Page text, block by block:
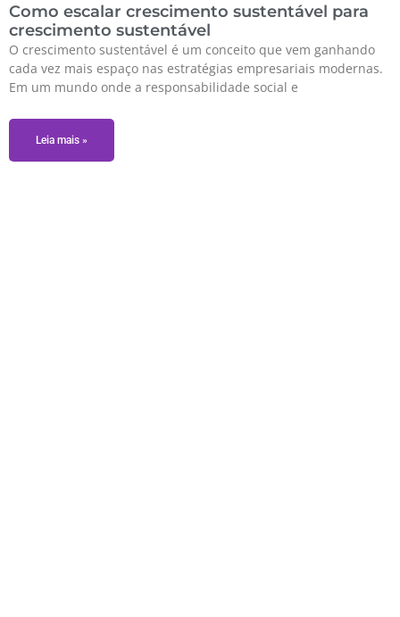
Como escalar crescimento sustentável para
crescimento sustentável
O crescimento sustentável é um conceito que vem ganhando
cada vez mais espaço nas estratégias empresariais modernas.
Em um mundo onde a responsabilidade social e
Leia mais »